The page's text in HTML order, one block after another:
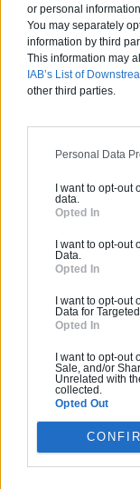
or personal
You may separately
information by third
This information may
IAB’s List of
other third parties.
Personal Data
I want to opt-out
data.
Opted In
I want to opt-out
Data.
Opted In
I want to opt-out
Data for
Opted In
I want to opt-out
Sale, and/or
Unrelated with
collected.
Opted Out
Une
projet
42 villas
partie
dotées
l’étage,
niveau